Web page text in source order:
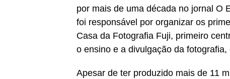
por mais de uma década no jornal O
foi responsável por organizar os
Casa da Fotografia Fuji, primeiro
o ensino e a divulgação da
Apesar de ter produzido mais de 11